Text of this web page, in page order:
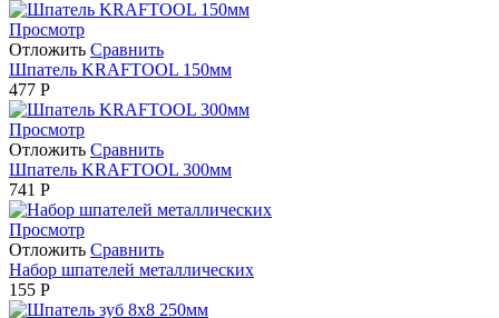
Просмотр
Отложить Сравнить
Шпатель KRAFTOOL 150мм
477 Р
Просмотр
Отложить Сравнить
Шпатель KRAFTOOL 300мм
741 Р
Просмотр
Отложить Сравнить
Набор шпателей металлических
155 Р